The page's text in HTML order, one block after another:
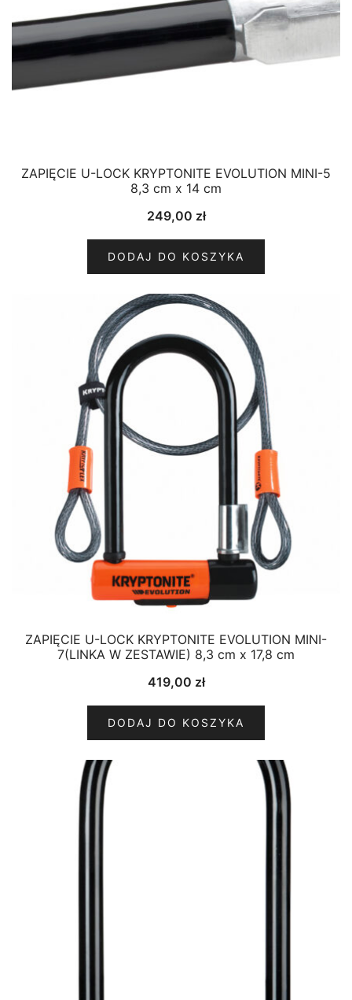
ZAPIĘCIE U-LOCK KRYPTONITE EVOLUTION MINI-5
8,3 cm x 14 cm
249,00 zł
DODAJ DO KOSZYKA
ZAPIĘCIE U-LOCK KRYPTONITE EVOLUTION MINI-
7(LINKA W ZESTAWIE) 8,3 cm x 17,8 cm
419,00 zł
DODAJ DO KOSZYKA